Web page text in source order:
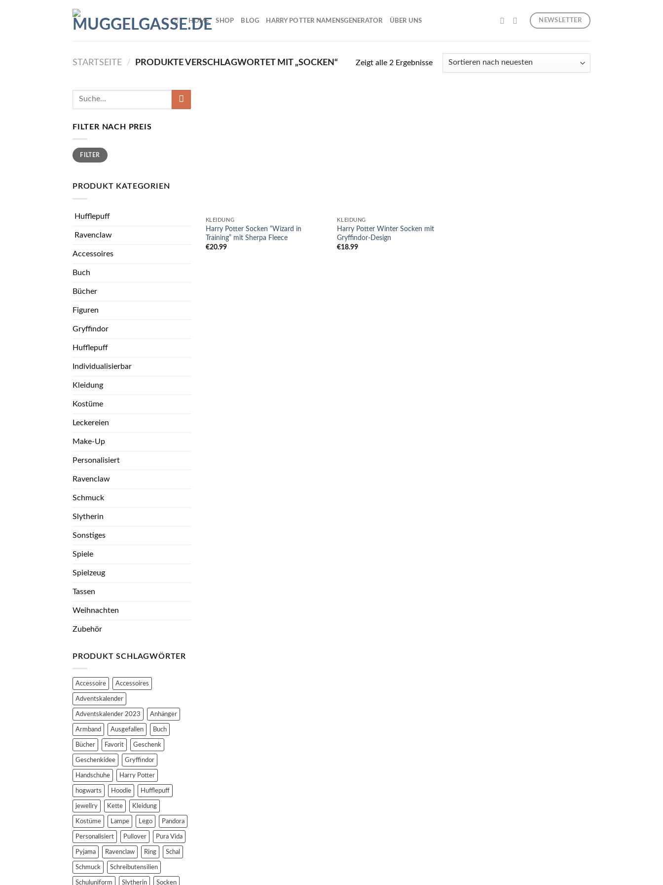
HOME SHOP BLOG HARRY POTTER NAMENSGENERATOR ÜBER UNS NEWSLETTER
STARTSEITE / PRODUKTE VERSCHLAGWORTET MIT „SOCKEN“ Zeigt alle 2 Ergebnisse
Suche
FILTER NACH PREIS
Min.
Preis
Max.
PreisFILTER
PRODUKT KATEGORIEN
Hufflepuff
Ravenclaw
Accessoires
Buch
Bücher
Figuren
Gryffindor
Hufflepuff
Individualisierbar
Kleidung
Kostüme
Leckereien
Make-Up
Personalisiert
Ravenclaw
Schmuck
Slytherin
Sonstiges
Spiele
Spielzeug
Tassen
Weihnachten
Zubehör
PRODUKT SCHLAGWÖRTER
Accessoire Accessoires
Adventskalender
Adventskalender 2023 Anhänger
Armband Ausgefallen Buch
Bücher Favorit Geschenk
Geschenkidee Gryffindor
Handschuhe Harry Potter
hogwarts Hoodie Hufflepuff
jewellry Kette Kleidung
Kostüme Lampe Lego Pandora
Personalisiert Pullover Pura Vida
Pyjama Ravenclaw Ring Schal
Schmuck Schreibutensilien
Schuluniform Slytherin Socken
KLEIDUNG
Harry Potter Socken “Wizard in
Training” mit Sherpa Fleece
€20.99
KLEIDUNG
Harry Potter Winter Socken mit
Gryffindor-Design
€18.99